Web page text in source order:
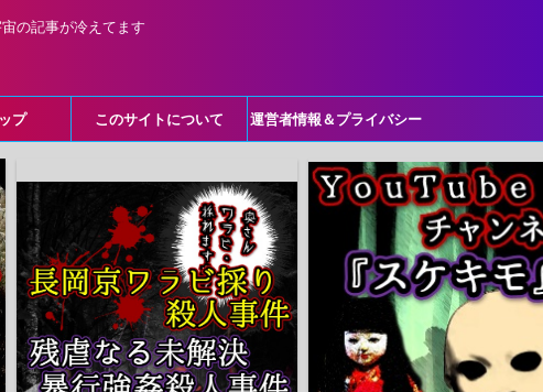
の記事が冷えてます
プ このサイトについて 運営者情報＆プライバシー
ポリシー